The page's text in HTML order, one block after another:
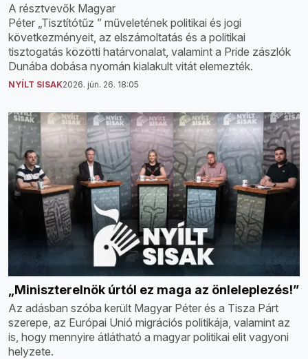
A résztvevők Magyar
Péter „Tisztítótűz ” műveletének politikai és jogi
következményeit, az elszámoltatás és a politikai
tisztogatás közötti határvonalat, valamint a Pride zászlók
Dunába dobása nyomán kialakult vitát elemezték.
NYÍLT SISAK2026. jún. 26. 18:05
„Miniszterelnök úrtól ez maga az önleleplezés!”
Az adásban szóba került Magyar Péter és a Tisza Párt
szerepe, az Európai Unió migrációs politikája, valamint az
is, hogy mennyire átlátható a magyar politikai elit vagyoni
helyzete.